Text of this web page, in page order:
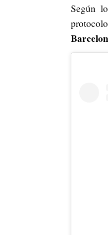
Según